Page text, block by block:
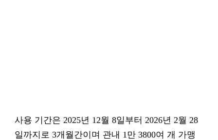
사용 기간은 2025년 12월 8일부터 2026년 2월 28
일까지로 3개월간이며 관내 1만 3800여 개 가맹